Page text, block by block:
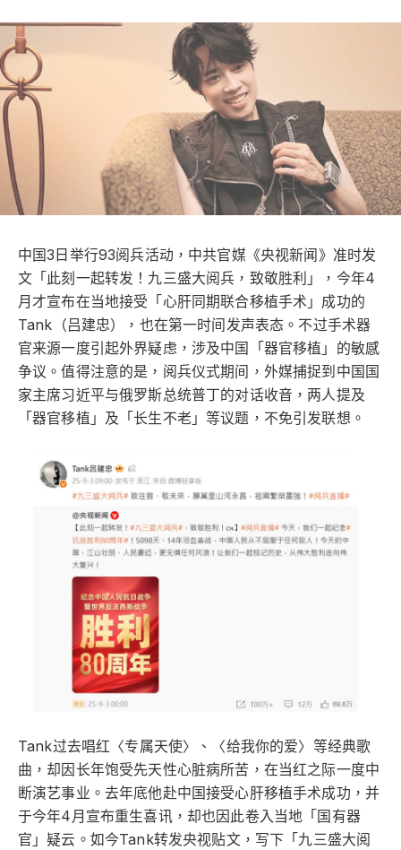
中国3日举行93阅兵活动，中共官媒《央视新闻》准时发
文「此刻一起转发！九三盛大阅兵，致敬胜利」，今年4
月才宣布在当地接受「心肝同期联合移植手术」成功的
Tank（吕建忠），也在第一时间发声表态。不过手术器
官来源一度引起外界疑虑，涉及中国「器官移植」的敏感
争议。值得注意的是，阅兵仪式期间，外媒捕捉到中国国
家主席习近平与俄罗斯总统普丁的对话收音，两人提及
「器官移植」及「长生不老」等议题，不免引发联想。
Tank过去唱红〈专属天使〉、〈给我你的爱〉等经典歌
曲，却因长年饱受先天性心脏病所苦，在当红之际一度中
断演艺事业。去年底他赴中国接受心肝移植手术成功，并
于今年4月宣布重生喜讯，却也因此卷入当地「国有器
官」疑云。如今Tank转发央视贴文，写下「九三盛大阅